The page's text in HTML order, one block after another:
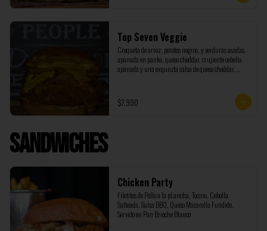
Top Seven Veggie
Croqueta de arroz, porotos negros, y verduras asadas,
apanada en panko, queso cheddar, crujiente cebolla
apanada y una exquisita salsa de queso cheddar,
$7.990
Sandwiches
Chicken Party
Filetitos de Pollo a la pLancha, Tocino, Cebolla
Salteada, Salsa BBQ, Queso Mozarella Fundido,
Servido en Pan Brioche Blanco